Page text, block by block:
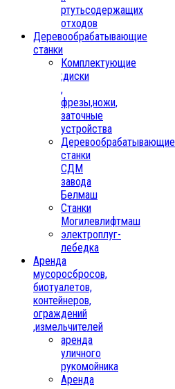
ртутьсодержащих
отходов
Деревообрабатывающие
станки
Комплектующие
:диски
,
фрезы,ножи,
заточные
устройства
Деревообрабатывающие
станки
СДМ
завода
Белмаш
Станки
Могилевлифтмаш
электроплуг-
лебедка
Аренда
мусоросбросов,
биотуалетов,
контейнеров,
ограждений
,измельчителей
аренда
уличного
рукомойника
Аренда